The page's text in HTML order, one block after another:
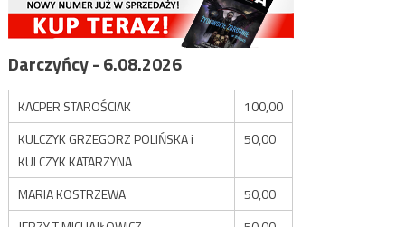
Darczyńcy - 6.08.2026
KACPER STAROŚCIAK
100,00
KULCZYK GRZEGORZ POLIŃSKA i
KULCZYK KATARZYNA
50,00
MARIA KOSTRZEWA
50,00